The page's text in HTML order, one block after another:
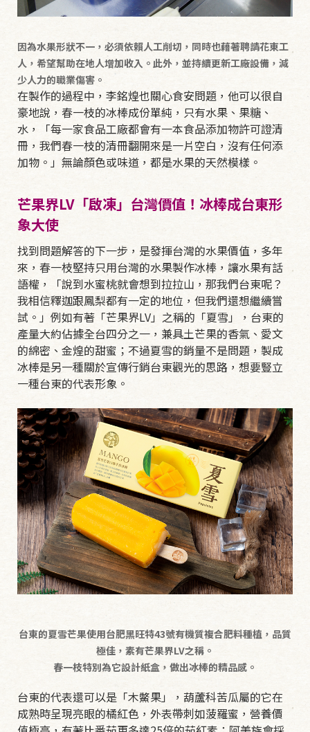
因為水果形狀不一，必須依賴人工削切，同時也藉著聘請花東工
人，希望幫助在地人增加收入。此外，並持續更新工廠設備，減
少人力的職業傷害。
在製作的過程中，李銘煌也關心食安問題，他可以很自
豪地說，春一枝的冰棒成份單純，只有水果、果糖、
水，「每一家食品工廠都會有一本食品添加物許可證清
冊，我們春一枝的清冊翻開來是一片空白，沒有任何添
加物。」無論顏色或味道，都是水果的天然模樣。
芒果界LV「啟凍」台灣價值！冰棒成台東形
象大使
找到問題解答的下一步，是發揮台灣的水果價值，多年
來，春一枝堅持只用台灣的水果製作冰棒，讓水果有話
語權，「說到水蜜桃就會想到拉拉山，那我們台東呢？
我相信釋迦跟鳳梨都有一定的地位，但我們還想繼續嘗
試。」例如有著「芒果界LV」之稱的「夏雪」，台東的
產量大約佔據全台四分之一，兼具土芒果的香氣、愛文
的綿密、金煌的甜蜜；不過夏雪的銷量不是問題，製成
冰棒是另一種關於宣傳行銷台東觀光的思路，想要豎立
一種台東的代表形象。
台東的夏雪芒果使用台肥黑旺特43號有機質複合肥料種植，品質
極佳，素有芒果界LV之稱。
春一枝特別為它設計紙盒，做出冰棒的精品感。
台東的代表還可以是「木鱉果」，葫蘆科苦瓜屬的它在
成熟時呈現亮眼的橘紅色，外表帶刺如菠羅蜜，營養價